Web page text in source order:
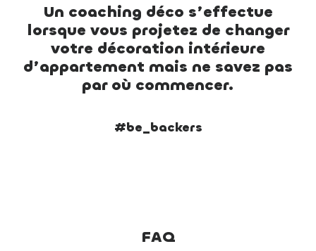
Un coaching déco s’effectue
lorsque vous projetez de changer
votre décoration intérieure
d’appartement mais ne savez pas
par où commencer.
#be_backers
FAQ